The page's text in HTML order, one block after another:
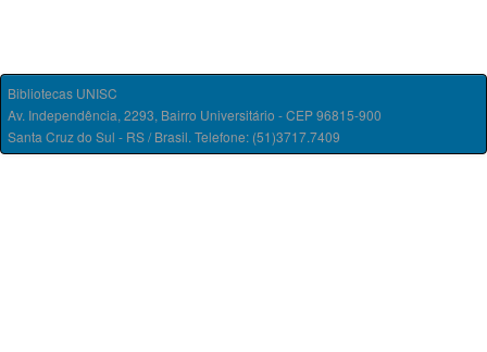
Bibliotecas UNISC
Av. Independência, 2293, Bairro Universitário - CEP 96815-900
Santa Cruz do Sul - RS / Brasil. Telefone: (51)3717.7409